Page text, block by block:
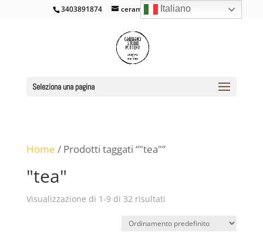
3403891874 ceramicacross@gmail.com
Seleziona una pagina
Home / Prodotti taggati “"tea"”
"tea"
Visualizzazione di 1-9 di 32 risultati
Italiano